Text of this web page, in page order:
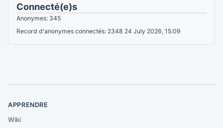
Connecté(e)s
Anonymes: 345
Record d'anonymes connectés: 2348 24 July 2026, 15:09
APPRENDRE
Wiki